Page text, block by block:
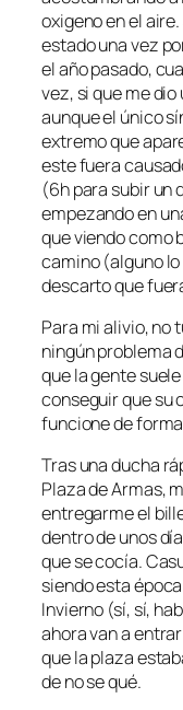
oxigeno en el
estado una vez
el año pasado,
vez, si que me
aunque el único
extremo que
este fuera
(6h para subir un
empezando en
que viendo como
camino (alguno
descarto que
Para mi alivio, no
ningún problema
que la gente
conseguir que su
funcione de
Tras una ducha
Plaza de Armas,
entregarme el
dentro de unos
que se cocía.
siendo esta
Invierno (sí, sí,
ahora van a
que la plaza
de no se qué.